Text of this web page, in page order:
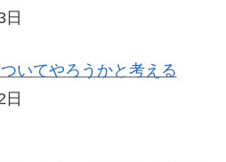
日
いてやろうかと考える
日